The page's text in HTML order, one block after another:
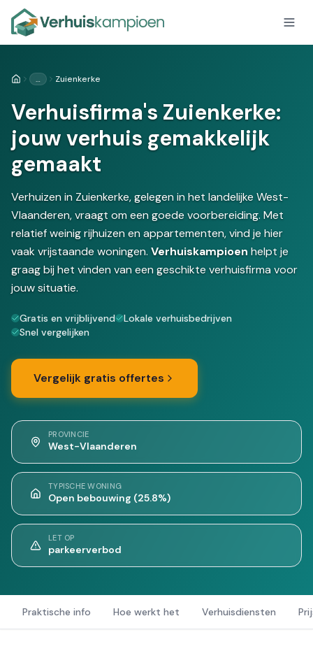
Home… Zuienkerke
Verhuisfirma's Zuienkerke:
jouw verhuis gemakkelijk
gemaakt
Verhuizen in Zuienkerke, gelegen in het landelijke West-
Vlaanderen, vraagt om een goede voorbereiding. Met
relatief weinig rijhuizen en appartementen, vind je hier
vaak vrijstaande woningen. Verhuiskampioen helpt je
graag bij het vinden van een geschikte verhuisfirma voor
jouw situatie.
Gratis en vrijblijvend
Lokale verhuisbedrijven
Snel vergelijken
Vergelijk gratis offertes
PROVINCIE
West-Vlaanderen
TYPISCHE WONING
Open bebouwing (25.8%)
LET OP
parkeerverbod
Praktische info Hoe werkt het Verhuisdiensten